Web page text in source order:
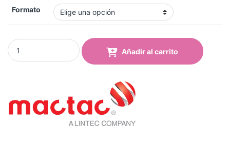
Formato
Vinilo Mactac 9839-11 Bubble Free Vivid Blue Brillo quantity
Añadir al carrito